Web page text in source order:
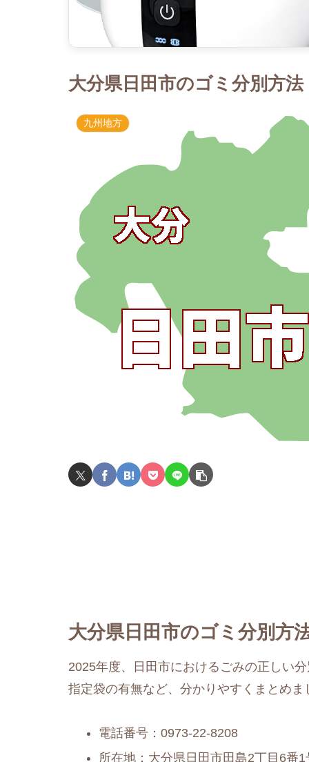
大分県日田市のゴミ分別方
九州地方
大分県日田市のゴミ分別方
2025年度、日田市におけるごみの正しい
指定袋の有無など、分かりやすくまとめま
電話番号：0973-22-8208
所在地：大分県日田市田島2丁目6番